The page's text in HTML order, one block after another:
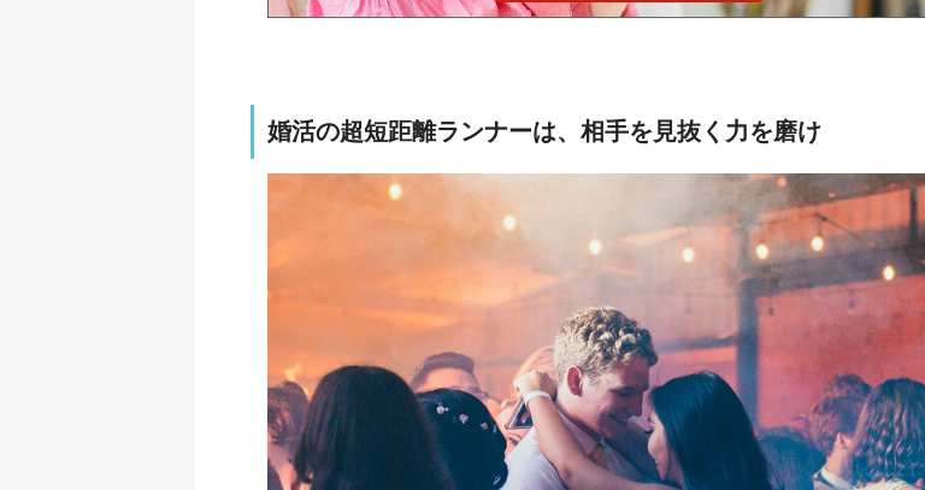
婚活の超短距離ランナーは、相手を見抜く力を磨け